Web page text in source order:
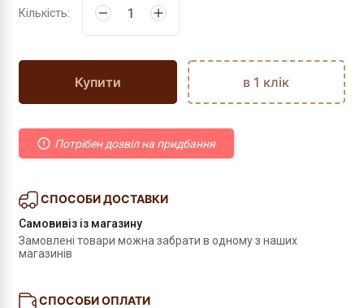
Кількість:
Купити в 1 клік
Потрібен дозвіл на придбання
СПОСОБИ ДОСТАВКИ
Самовивіз із магазину
Замовлені товари можна забрати в одному з наших
магазинів
СПОСОБИ ОПЛАТИ